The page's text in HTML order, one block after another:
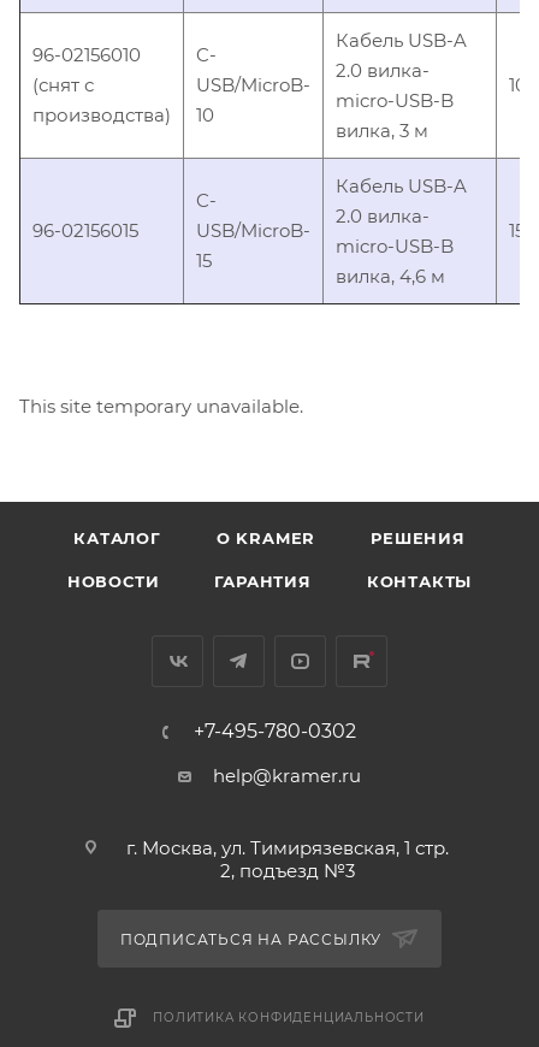
96-02156010
(снят с
производства)
C-
USB/MicroB-
10
Кабель USB-A
2.0 вилка-
micro-USB-B
вилка, 3 м
10
96-02156015
C-
USB/MicroB-
15
Кабель USB-A
2.0 вилка-
micro-USB-B
вилка, 4,6 м
15
This site temporary unavailable.
КАТАЛОГ O KRAMER РЕШЕНИЯ
НОВОСТИ ГАРАНТИЯ КОНТАКТЫ
+7-495-780-0302
help@kramer.ru
г. Москва, ул. Тимирязевская, 1 стр.
2, подъезд №3
ПОДПИСАТЬСЯ НА РАССЫЛКУ
ПОЛИТИКА КОНФИДЕНЦИАЛЬНОСТИ